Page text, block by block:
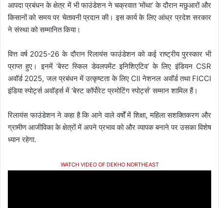
आपदा प्रबंधन के क्षेत्र में भी फाउंडेशन ने चक्रवात ‘मोंथा’ के दौरान मछुआरों और
किसानों को समय पर चेतावनी प्रदान की। इस कार्य के लिए आंध्र प्रदेश सरकार
ने संस्था को सम्मानित किया।
वित्त वर्ष 2025-26 के दौरान रिलायंस फाउंडेशन को कई राष्ट्रीय पुरस्कार भी
प्राप्त हुए। इनमें ‘बेस्ट स्किल डेवलपमेंट इनिशिएटिव’ के लिए इंडियन CSR
अवॉर्ड 2025, जल प्रबंधन में उत्कृष्टता के लिए CII नेशनल अवॉर्ड तथा FICCI
इंडिया स्पोर्ट्स अवॉर्ड्स में ‘बेस्ट कॉर्पोरेट प्रमोटिंग स्पोर्ट्स’ सम्मान शामिल हैं।
रिलायंस फाउंडेशन ने कहा है कि आने वाले वर्षों में शिक्षा, महिला सशक्तिकरण और
ग्रामीण आजीविका के क्षेत्रों में अपने प्रभाव को और व्यापक बनाने पर उसका विशेष
ध्यान रहेगा.
WATCH VIDEO OF DEKHO NORTHEAST